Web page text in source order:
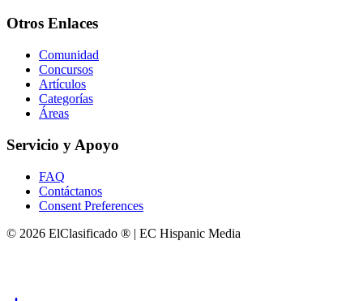
Otros Enlaces
Comunidad
Concursos
Artículos
Categorías
Áreas
Servicio y Apoyo
FAQ
Contáctanos
Consent Preferences
© 2026 ElClasificado ® | EC Hispanic Media